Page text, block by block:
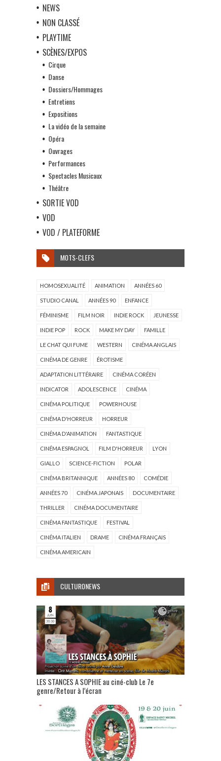
NEWS
NON CLASSÉ
PLAYTIME
SCÈNES/EXPOS
Cirque
Danse
Dossiers/Hommages
Entretiens
Expositions
La vidéo de la semaine
Opéra
Ouvrages
Performances
Spectacles Musicaux
Théâtre
SORTIE VOD
VOD
VOD / PLATEFORME
MOTS-CLEFS
HOMOSEXUALITÉ ANIMATION ANNÉES 60
STUDIO CANAL ANNÉES 90 ENFANCE
FÉMINISME FILM NOIR INDIE ROCK JEUNESSE
INDIE POP ROCK MAKE MY DAY FAMILLE
LE CHAT QUI FUME WESTERN CINÉMA ANGLAIS
CINÉMA DE GENRE ÉROTISME
ADAPTATION LITTÉRAIRE CINÉMA CORÉEN
INDICATOR ADOLESCENCE CINÉMA
CINÉMA POLITIQUE POWERHOUSE
CINÉMA D'HORREUR HORREUR
CINÉMA D'ANIMATION FANTASTIQUE
CINÉMA ESPAGNOL FILM D'HORREUR LYON
GIALLO SCIENCE-FICTION POLAR
CINÉMA BRITANNIQUE ANNÉES 80 COMÉDIE
ANNÉES 70 CINÉMA JAPONAIS DOCUMENTAIRE
THRILLER CINÉMA DOCUMENTAIRE
CINÉMA FANTASTIQUE FESTIVAL
CINÉMA ITALIEN DRAME CINÉMA FRANÇAIS
CINÉMA AMERICAIN
CULTURONEWS
LES STANCES A SOPHIE au ciné-club Le 7e
genre/Retour à l’écran